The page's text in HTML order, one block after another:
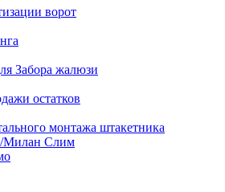
ворот
Забора жалюзи
остатков
монтажа штакетника
Милан Слим